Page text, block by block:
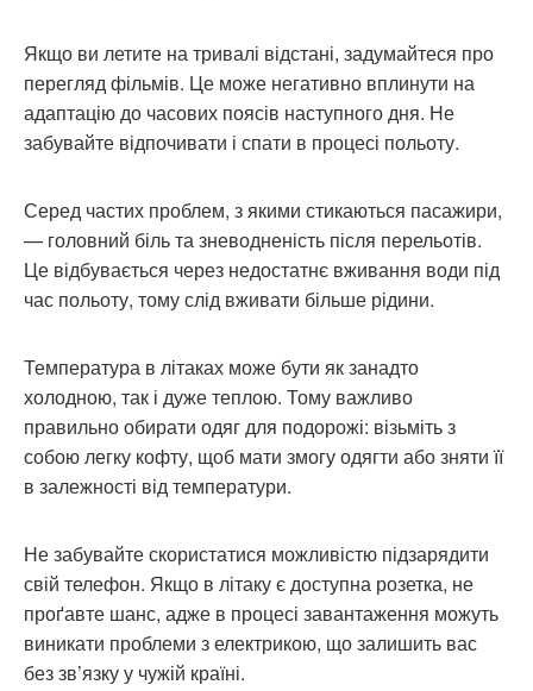
Якщо ви летите на тривалі відстані, задумайтеся про
перегляд фільмів. Це може негативно вплинути на
адаптацію до часових поясів наступного дня. Не
забувайте відпочивати і спати в процесі польоту.
Серед частих проблем, з якими стикаються пасажири,
— головний біль та зневодненість після перельотів.
Це відбувається через недостатнє вживання води під
час польоту, тому слід вживати більше рідини.
Температура в літаках може бути як занадто
холодною, так і дуже теплою. Тому важливо
правильно обирати одяг для подорожі: візьміть з
собою легку кофту, щоб мати змогу одягти або зняти її
в залежності від температури.
Не забувайте скористатися можливістю підзарядити
свій телефон. Якщо в літаку є доступна розетка, не
проґавте шанс, адже в процесі завантаження можуть
виникати проблеми з електрикою, що залишить вас
без зв’язку у чужій країні.